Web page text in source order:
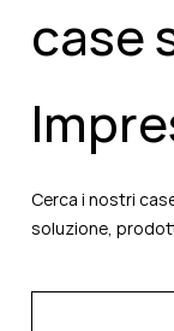
case
Cerca i nostri
soluzione,